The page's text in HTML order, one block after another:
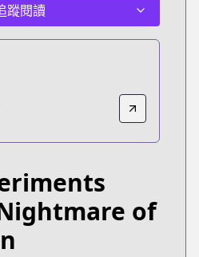
蹤閱讀
title/bc373fdf-0838-4683-
of